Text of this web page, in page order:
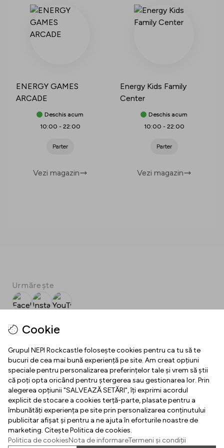
ENERGY GAMES
ARCADE
Deschis acum
10:00 - 22:00
Parter
Vezi magazin
Energy Kids Family
Center
Deschis acum
10:00 - 22:00
Parter
Vezi magazin
Cookie
Grupul NEPI Rockcastle folosește cookies pentru ca tu să te
bucuri de cea mai bună experiență pe site. Am creat opțiuni
speciale pentru personalizarea preferințelor tale și vrem să știi
că poți opta oricând pentru ștergerea sau gestionarea lor. Prin
alegerea opțiunii "SALVEAZĂ SETĂRI", îți exprimi acordul
explicit de stocare a cookies terță-parte, plasate pentru a
îmbunătăți experiența pe site prin personalizarea conținutului
publicitar afișat și pentru a ne ajuta în eforturile noastre de
marketing. Citește Politica de cookies.
Politica de cookiesNota de informareTermeni și condiții
Urmărește
FacebookInstagramYouTube
Download SPOT
INFO
Program de functionare
Parcare
Cariere
HELPFUL
Regulamente